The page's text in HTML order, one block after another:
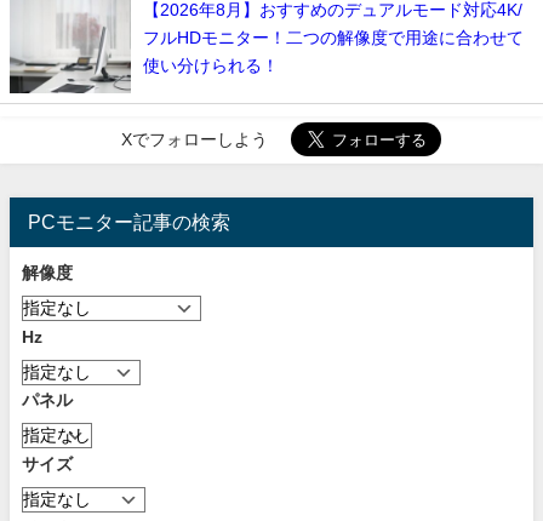
【2026年8月】おすすめのデュアルモード対応4K/
フルHDモニター！二つの解像度で用途に合わせて
使い分けられる！
Xでフォローしよう
PCモニター記事の検索
解像度
Hz
パネル
サイズ